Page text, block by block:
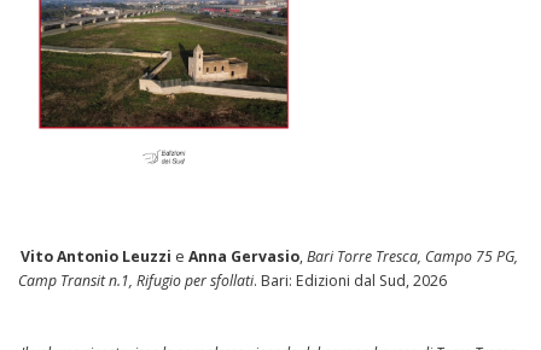
Vito Antonio Leuzzi eAnna Gervasio,Bari Torre Tresca, Campo 75 PG,
Camp Transit n.1, Rifugio per sfollati. Bari: Edizioni dal Sud, 2026